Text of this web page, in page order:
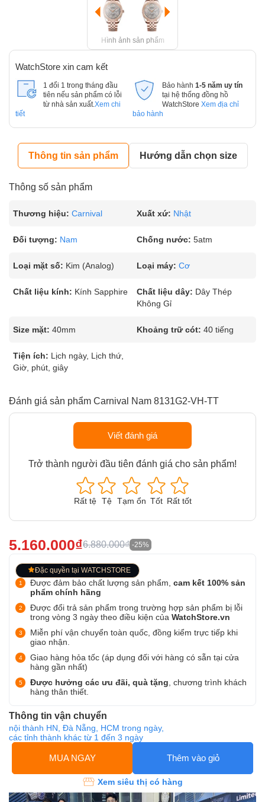
Hình ảnh sản phẩm
WatchStore xin cam kết
1 đổi 1 trong tháng đầu
tiên nếu sản phẩm có lỗi
từ nhà sản xuất. Xem chi
tiết
Bảo hành 1-5 năm uy tín
tại hệ thống đồng hồ
WatchStore Xem địa chỉ
bảo hành
Thông tin sản phẩm Hướng dẫn chọn size
Thông số sản phẩm
Thương hiệu: Carnival Xuất xứ: Nhật
Đối tượng: Nam Chống nước: 5atm
Loại mặt số: Kim (Analog) Loại máy: Cơ
Chất liệu kính: Kính Sapphire Chất liệu dây: Dây Thép
Không Gỉ
Size mặt: 40mm Khoảng trữ cót: 40 tiếng
Tiện ích: Lịch ngày, Lịch thứ,
Giờ, phút, giây
Đánh giá sản phẩm Carnival Nam 8131G2-VH-TT
Viết đánh giá
Trở thành người đầu tiên đánh giá cho sản phẩm!
Rất tệ Tệ Tạm ổn Tốt Rất tốt
5.160.000₫6.880.000₫ -25%
Đặc quyền tại WATCHSTORE
Được đảm bảo chất lượng sản phẩm, cam kết 100% sản
phẩm chính hãng
Được đổi trả sản phẩm trong trường hợp sản phẩm bị lỗi
trong vòng 3 ngày theo điều kiện của WatchStore.vn
Miễn phí vận chuyển toàn quốc, đồng kiểm trực tiếp khi
giao nhận.
Giao hàng hỏa tốc (áp dụng đối với hàng có sẵn tại cửa
hàng gần nhất)
Được hưởng các ưu đãi, quà tặng , chương trình khách
hàng thân thiết.
Thông tin vận chuyển
nội thành HN, Đà Nẵng, HCM trong ngày,
các tỉnh thành khác từ 1 đến 3 ngày
MUA NGAY Thêm vào giỏ
Xem siêu thị có hàng